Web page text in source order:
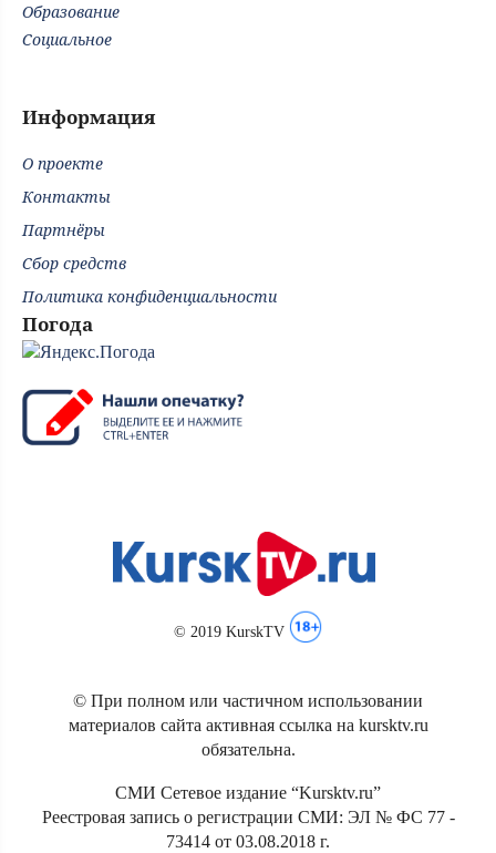
Образование
Социальное
Информация
О проекте
Контакты
Партнёры
Сбор средств
Политика конфиденциальности
Погода
© 2019 KurskTV
© При полном или частичном использовании
материалов сайта активная ссылка на kursktv.ru
обязательна.
СМИ Сетевое издание “Kursktv.ru”
Реестровая запись о регистрации СМИ: ЭЛ № ФС 77 -
73414 от 03.08.2018 г.